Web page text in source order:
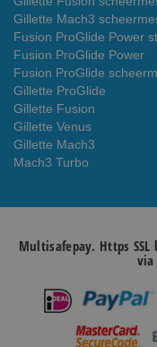
Gillette Mach3
Fusion ProGlide Power
Fusion ProGlide Power
Fusion ProGlide
Gillette ProGlide
Gillette Fusion
Gillette Venus
Gillette Mach3
Mach3 Turbo
Multisafepay. Https
via